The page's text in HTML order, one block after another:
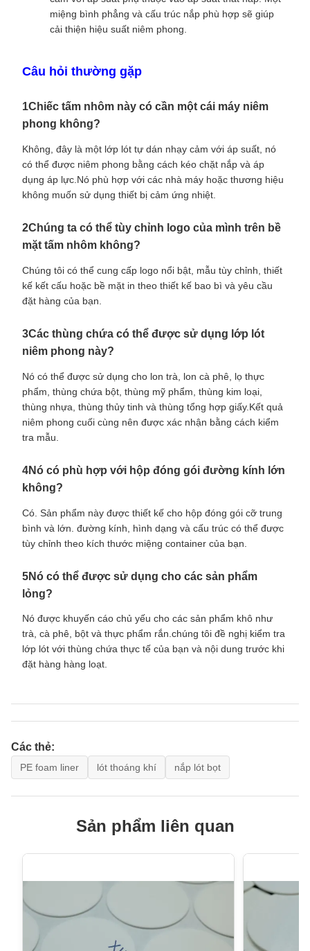
miệng bình phẳng và cấu trúc nắp phù hợp sẽ giúp
cải thiện hiệu suất niêm phong.
Câu hỏi thường gặp
1Chiếc tấm nhôm này có cần một cái máy niêm
phong không?
Không, đây là một lớp lót tự dán nhạy cảm với áp suất, nó
có thể được niêm phong bằng cách kéo chặt nắp và áp
dụng áp lực.Nó phù hợp với các nhà máy hoặc thương hiệu
không muốn sử dụng thiết bị cảm ứng nhiệt.
2Chúng ta có thể tùy chỉnh logo của mình trên bề
mặt tấm nhôm không?
Chúng tôi có thể cung cấp logo nổi bật, mẫu tùy chỉnh, thiết
kế kết cấu hoặc bề mặt in theo thiết kế bao bì và yêu cầu
đặt hàng của bạn.
3Các thùng chứa có thể được sử dụng lớp lót
niêm phong này?
Nó có thể được sử dụng cho lon trà, lon cà phê, lọ thực
phẩm, thùng chứa bột, thùng mỹ phẩm, thùng kim loại,
thùng nhựa, thùng thủy tinh và thùng tổng hợp giấy.Kết quả
niêm phong cuối cùng nên được xác nhận bằng cách kiểm
tra mẫu.
4Nó có phù hợp với hộp đóng gói đường kính lớn
không?
Có. Sản phẩm này được thiết kế cho hộp đóng gói cỡ trung
bình và lớn. đường kính, hình dạng và cấu trúc có thể được
tùy chỉnh theo kích thước miệng container của bạn.
5Nó có thể được sử dụng cho các sản phẩm
lỏng?
Nó được khuyến cáo chủ yếu cho các sản phẩm khô như
trà, cà phê, bột và thực phẩm rắn.chúng tôi đề nghị kiểm tra
lớp lót với thùng chứa thực tế của bạn và nội dung trước khi
đặt hàng hàng loạt.
Các thẻ:
PE foam liner lót thoáng khí nắp lót bọt
Sản phẩm liên quan